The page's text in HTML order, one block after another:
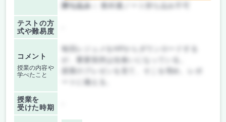
持ち込み：
教科書ノート持ち込み不可
テストの方
式や難易度
コメント
授業の内容や
学べたこと
毎回レジュメをHPからダウンロードする
が、重要箇所は虫食いになっている。
ートに備える。
授業を
受けた時期